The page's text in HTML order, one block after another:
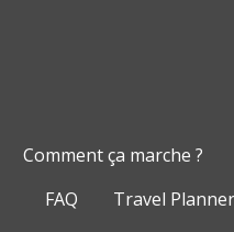
Comment ça marche ?
FAQ
Travel